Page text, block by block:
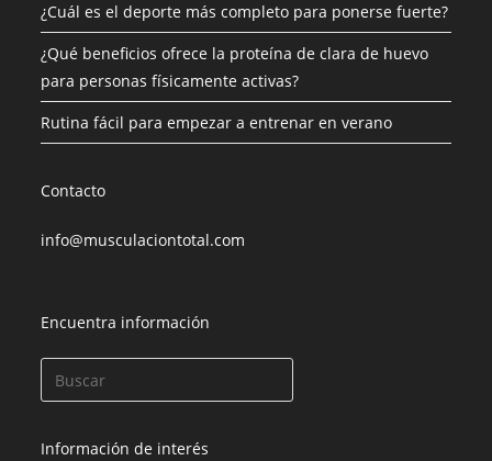
¿Cuál es el deporte más completo para ponerse fuerte?
¿Qué beneficios ofrece la proteína de clara de huevo
para personas físicamente activas?
Rutina fácil para empezar a entrenar en verano
Contacto
info@musculaciontotal.com
Encuentra información
Información de interés